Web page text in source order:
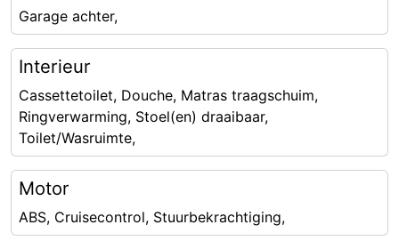
Garage achter,
Interieur
Cassettetoilet, Douche, Matras traagschuim,
Ringverwarming, Stoel(en) draaibaar,
Toilet/Wasruimte,
Motor
ABS, Cruisecontrol, Stuurbekrachtiging,